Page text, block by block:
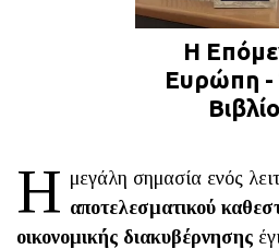
Η
Ευρώπη -
Βιβλίο
Η μεγάλη σημασία ενός
αποτελεσματικού
οικονομικής διακυβέρνησης